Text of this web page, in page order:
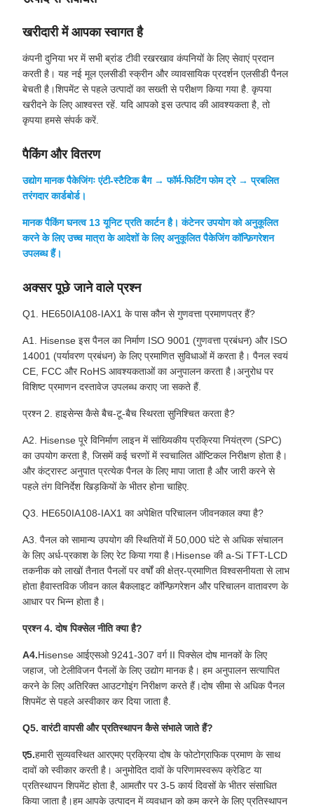
खरीदारी में आपका स्वागत है
कंपनी दुनिया भर में सभी ब्रांड टीवी रखरखाव कंपनियों के लिए सेवाएं प्रदान
करती है। यह नई मूल एलसीडी स्क्रीन और व्यावसायिक प्रदर्शन एलसीडी पैनल
बेचती है।शिपमेंट से पहले उत्पादों का सख्ती से परीक्षण किया गया है. कृपया
खरीदने के लिए आश्वस्त रहें. यदि आपको इस उत्पाद की आवश्यकता है, तो
कृपया हमसे संपर्क करें.
पैकिंग और वितरण
उद्योग मानक पैकेजिंगः एंटी-स्टैटिक बैग → फॉर्म-फिटिंग फोम ट्रे → प्रबलित
तरंगदार कार्डबोर्ड।
मानक पैकिंग घनत्व 13 यूनिट प्रति कार्टन है। कंटेनर उपयोग को अनुकूलित
करने के लिए उच्च मात्रा के आदेशों के लिए अनुकूलित पैकेजिंग कॉन्फ़िगरेशन
उपलब्ध हैं।
अक्सर पूछे जाने वाले प्रश्न
Q1. HE650IA108-IAX1 के पास कौन से गुणवत्ता प्रमाणपत्र हैं?
A1. Hisense इस पैनल का निर्माण ISO 9001 (गुणवत्ता प्रबंधन) और ISO
14001 (पर्यावरण प्रबंधन) के लिए प्रमाणित सुविधाओं में करता है। पैनल स्वयं
CE, FCC और RoHS आवश्यकताओं का अनुपालन करता है।अनुरोध पर
विशिष्ट प्रमाणन दस्तावेज उपलब्ध कराए जा सकते हैं.
प्रश्न 2. हाइसेन्स कैसे बैच-टू-बैच स्थिरता सुनिश्चित करता है?
A2. Hisense पूरे विनिर्माण लाइन में सांख्यिकीय प्रक्रिया नियंत्रण (SPC)
का उपयोग करता है, जिसमें कई चरणों में स्वचालित ऑप्टिकल निरीक्षण होता है।
और कंट्रास्ट अनुपात प्रत्येक पैनल के लिए मापा जाता है और जारी करने से
पहले तंग विनिर्देश खिड़कियों के भीतर होना चाहिए.
Q3. HE650IA108-IAX1 का अपेक्षित परिचालन जीवनकाल क्या है?
A3. पैनल को सामान्य उपयोग की स्थितियों में 50,000 घंटे से अधिक संचालन
के लिए अर्ध-प्रकाश के लिए रेट किया गया है।Hisense की a-Si TFT-LCD
तकनीक को लाखों तैनात पैनलों पर वर्षों की क्षेत्र-प्रमाणित विश्वसनीयता से लाभ
होता हैवास्तविक जीवन काल बैकलाइट कॉन्फ़िगरेशन और परिचालन वातावरण के
आधार पर भिन्न होता है।
प्रश्न 4. दोष पिक्सेल नीति क्या है?
A4.Hisense आईएसओ 9241-307 वर्ग II पिक्सेल दोष मानकों के लिए
जहाज, जो टेलीविजन पैनलों के लिए उद्योग मानक है। हम अनुपालन सत्यापित
करने के लिए अतिरिक्त आउटगोइंग निरीक्षण करते हैं।दोष सीमा से अधिक पैनल
शिपमेंट से पहले अस्वीकार कर दिया जाता है.
Q5. वारंटी वापसी और प्रतिस्थापन कैसे संभाले जाते हैं?
ए5.हमारी सुव्यवस्थित आरएमए प्रक्रिया दोष के फोटोग्राफिक प्रमाण के साथ
दावों को स्वीकार करती है। अनुमोदित दावों के परिणामस्वरूप क्रेडिट या
प्रतिस्थापन शिपमेंट होता है, आमतौर पर 3-5 कार्य दिवसों के भीतर संसाधित
किया जाता है।हम आपके उत्पादन में व्यवधान को कम करने के लिए प्रतिस्थापन